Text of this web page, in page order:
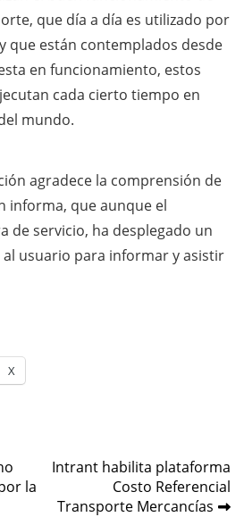
que día a día es utilizado por
que están contemplados desde
en funcionamiento, estos
cada cierto tiempo en
mundo.
agradece la comprensión de
informa, que aunque el
de servicio, ha desplegado un
usuario para informar y asistir
X
la
Intrant habilita plataforma
Costo Referencial
Transporte Mercancías